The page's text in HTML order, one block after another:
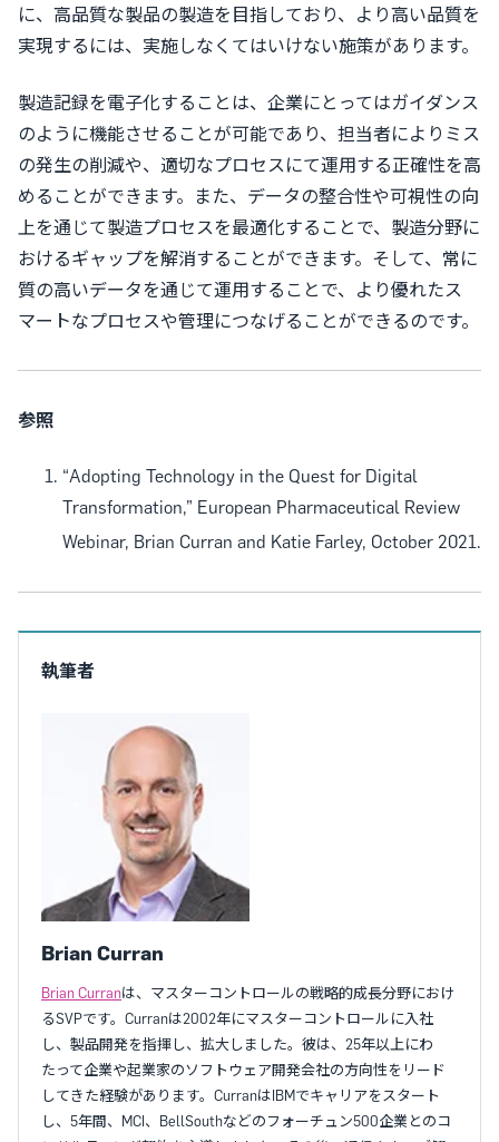
に、高品質な製品の製造を目指しており、より高い品質を
実現するには、実施しなくてはいけない施策があります。
製造記録を電子化することは、企業にとってはガイダンス
のように機能させることが可能であり、担当者によりミス
の発生の削減や、適切なプロセスにて運用する正確性を高
めることができます。また、データの整合性や可視性の向
上を通じて製造プロセスを最適化することで、製造分野に
おけるギャップを解消することができます。そして、常に
質の高いデータを通じて運用することで、より優れたス
マートなプロセスや管理につなげることができるのです。
参照
“Adopting Technology in the Quest for Digital
Transformation,” European Pharmaceutical Review
Webinar, Brian Curran and Katie Farley, October 2021.
執筆者
Brian Curran
Brian Curranは、マスターコントロールの戦略的成長分野におけ
るSVPです。Curranは2002年にマスターコントロールに入社
し、製品開発を指揮し、拡大しました。彼は、25年以上にわ
たって企業や起業家のソフトウェア開発会社の方向性をリード
してきた経験があります。CurranはIBMでキャリアをスタート
し、5年間、MCI、BellSouthなどのフォーチュン500企業とのコ